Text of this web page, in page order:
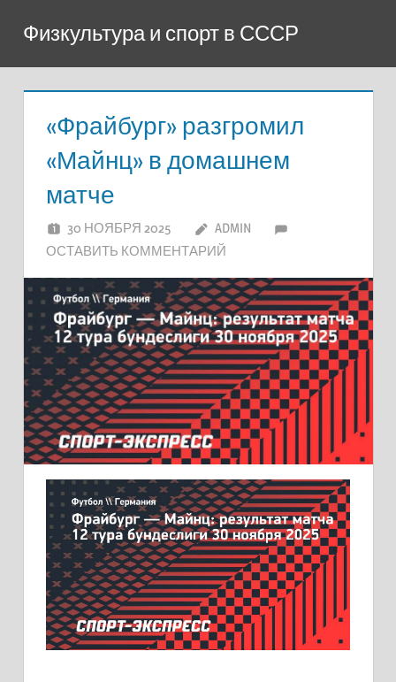
содержимому
Физкультура и спорт в СССР
«Фрайбург» разгромил
«Майнц» в домашнем
матче
30 НОЯБРЯ 2025
ADMIN
ОСТАВИТЬ КОММЕНТАРИЙ